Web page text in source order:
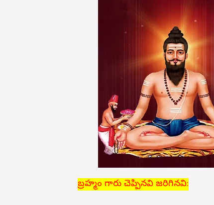
బ్రహ్మం గారు చెప్పినవి జరిగినవి: